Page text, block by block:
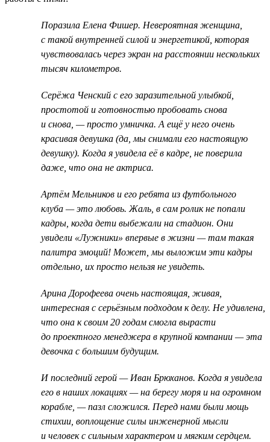
Поразила Елена Фишер. Невероятная женщина,
с такой внутренней силой и энергетикой, которая
чувствовалась через экран на расстоянии нескольких
тысяч километров.
Серёжа Ченский с его заразительной улыбкой,
простотой и готовностью пробовать снова
и снова, — просто умничка. А ещё у него очень
красивая девушка (да, мы снимали его настоящую
девушку). Когда я увидела её в кадре, не поверила
даже, что она не актриса.
Артём Мельников и его ребята из футбольного
клуба — это любовь. Жаль, в сам ролик не попали
кадры, когда дети выбежали на стадион. Они
увидели «Лужники» впервые в жизни — там такая
палитра эмоций! Может, мы выложим эти кадры
отдельно, их просто нельзя не увидеть.
Арина Дорофеева очень настоящая, живая,
интересная с серьёзным подходом к делу. Не удивлена,
что она к своим 20 годам смогла вырасти
до проектного менеджера в крупной компании — эта
девочка с большим будущим.
И последний герой — Иван Брюханов. Когда я увидела
его в наших локациях — на берегу моря и на огромном
корабле, — пазл сложился. Перед нами были мощь
стихии, воплощение силы инженерной мысли
и человек с сильным характером и мягким сердцем.